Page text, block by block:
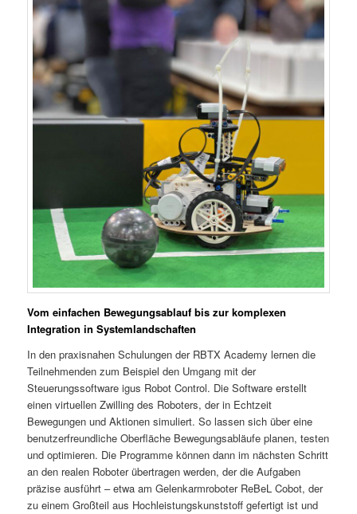
Vom einfachen Bewegungsablauf bis zur komplexen
Integration in Systemlandschaften
In den praxisnahen Schulungen der RBTX Academy lernen die
Teilnehmenden zum Beispiel den Umgang mit der
Steuerungssoftware igus Robot Control. Die Software erstellt
einen virtuellen Zwilling des Roboters, der in Echtzeit
Bewegungen und Aktionen simuliert. So lassen sich über eine
benutzerfreundliche Oberfläche Bewegungsabläufe planen, testen
und optimieren. Die Programme können dann im nächsten Schritt
an den realen Roboter übertragen werden, der die Aufgaben
präzise ausführt – etwa am Gelenkarmroboter ReBeL Cobot, der
zu einem Großteil aus Hochleistungskunststoff gefertigt ist und